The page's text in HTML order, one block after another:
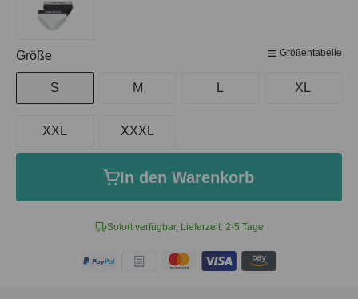
Sofort verfügbar, Lieferzeit: 2-5 Tage
Größe Größentabelle
S M L XL
XXL XXXL
In den Warenkorb